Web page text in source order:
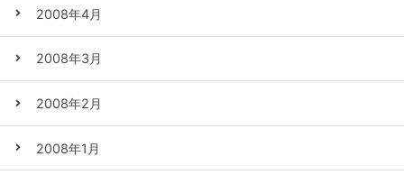
2008年4月
2008年3月
2008年2月
2008年1月